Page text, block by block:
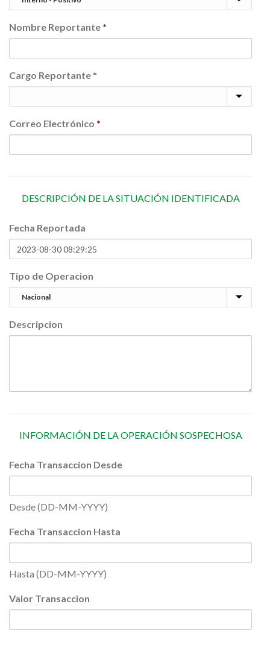
Nombre Reportante *
Cargo Reportante *
Correo Electrónico *
DESCRIPCIÓN DE LA SITUACIÓN IDENTIFICADA
Fecha Reportada
Tipo de Operacion
Descripcion
INFORMACIÓN DE LA OPERACIÓN SOSPECHOSA
Fecha Transaccion Desde
Desde (DD-MM-YYYY)
Fecha Transaccion Hasta
Hasta (DD-MM-YYYY)
Valor Transaccion